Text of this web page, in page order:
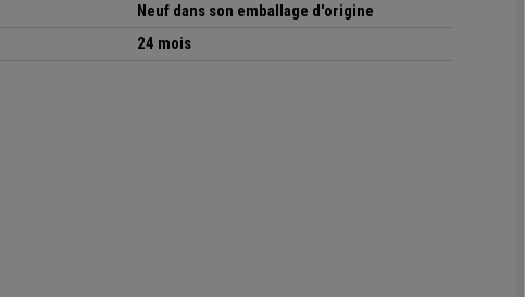
Neuf dans son emballage d'origine
24 mois